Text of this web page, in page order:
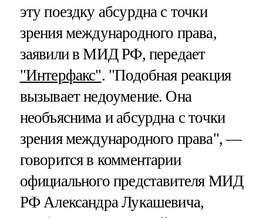
эту поездку абсурдна с точки
зрения международного права,
заявили в МИД РФ, передает
"Интерфакс". "Подобная реакция
вызывает недоумение. Она
необъяснима и абсурдна с точки
зрения международного права", —
говорится в комментарии
официального представителя МИД
РФ Александра Лукашевича,